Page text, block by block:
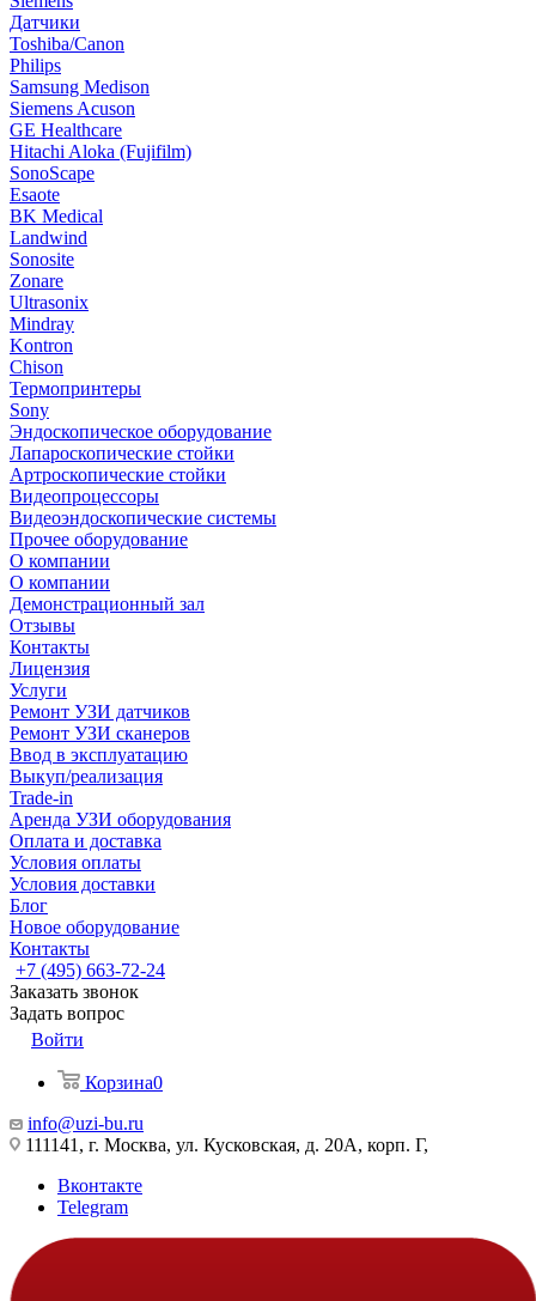
Датчики
Toshiba/Canon
Philips
Samsung Medison
Siemens Acuson
GE Healthcare
Hitachi Aloka (Fujifilm)
SonoScape
Esaote
BK Medical
Landwind
Sonosite
Zonare
Ultrasonix
Mindray
Kontron
Chison
Термопринтеры
Sony
Эндоскопическое оборудование
Лапароскопические стойки
Артроскопические стойки
Видеопроцессоры
Видеоэндоскопические системы
Прочее оборудование
О компании
О компании
Демонстрационный зал
Отзывы
Контакты
Лицензия
Услуги
Ремонт УЗИ датчиков
Ремонт УЗИ сканеров
Ввод в эксплуатацию
Выкуп/реализация
Trade-in
Аренда УЗИ оборудования
Оплата и доставка
Условия оплаты
Условия доставки
Блог
Новое оборудование
Контакты
+7 (495) 663-72-24
Заказать звонок
Задать вопрос
Войти
Корзина0
info@uzi-bu.ru
111141, г. Москва, ул. Кусковская, д. 20А, корп. Г,
Вконтакте
Telegram